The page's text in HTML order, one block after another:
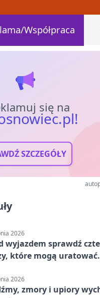
Współpraca
się na
SZCZEGÓŁY
2026
wyjazdem sprawdź
które mogą uratować
2026
zmory i upiory